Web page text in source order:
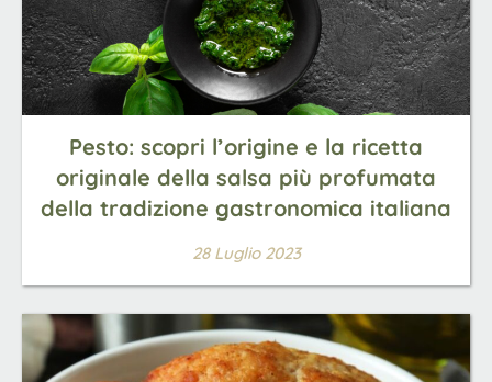
Pesto: scopri l’origine e la ricetta
originale della salsa più profumata
della tradizione gastronomica italiana
28 Luglio 2023